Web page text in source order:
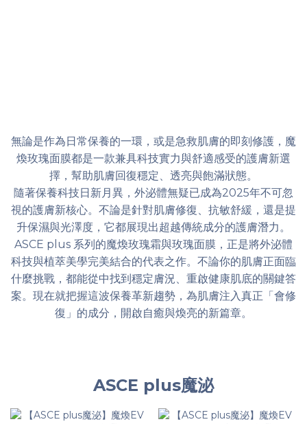
無論是作為日常保養的一環，或是急救肌膚的即刻修護，魔
煥玫瑰面膜都是一款兼具科技實力與舒適感受的護膚新選
擇，幫助肌膚回復穩定、透亮與飽滿狀態。
隨著保養科技日新月異，外泌體無疑已成為2025年不可忽
視的護膚新核心。不論是針對肌膚修復、抗敏舒緩，還是提
升保濕與光澤度，它都展現出超越傳統成分的護膚潛力。
ASCE plus 系列的魔煥玫瑰霜與玫瑰面膜，正是將外泌體
科技與植萃美學完美結合的代表之作。不論你的肌膚正面臨
什麼挑戰，都能從中找到穩定膚況、重啟健康肌底的關鍵答
案。現在就把握這波保養革新趨勢，為肌膚注入真正「會修
復」的成分，開啟自癒與煥亮的新篇章。
ASCE plus魔泌